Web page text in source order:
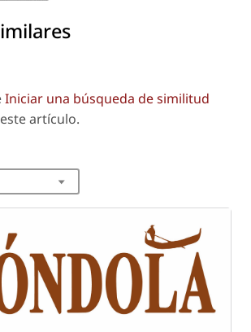
Iniciar una búsqueda de similitud
artículo.